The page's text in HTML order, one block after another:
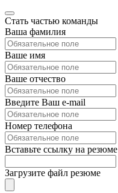
Стать частью команды
Ваша фамилия
Ваше имя
Ваше отчество
Введите Ваш e-mail
Номер телефона
Вставьте ссылку на резюме
Загрузите файл резюме